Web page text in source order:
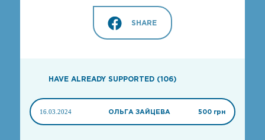
SHARE
HAVE ALREADY SUPPORTED (106)
16.03.2024 ОЛЬГА ЗАЙЦЕВА 500 грн